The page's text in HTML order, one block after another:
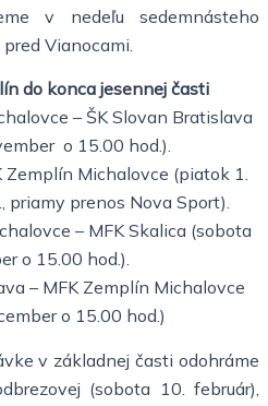
v nedeľu sedemnásteho
Vianocami.
do konca jesennej časti
– ŠK Slovan Bratislava
o 15.00 hod.).
Zemplín Michalovce (piatok 1.
priamy prenos Nova Sport).
– MFK Skalica (sobota
o 15.00 hod.).
– MFK Zemplín Michalovce
o 15.00 hod.)
v základnej časti odohráme
(sobota 10. február),